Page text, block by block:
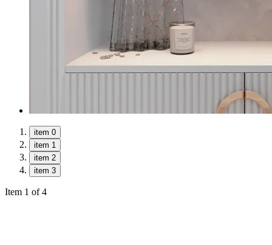
item 0
item 1
item 2
item 3
Item 1 of 4